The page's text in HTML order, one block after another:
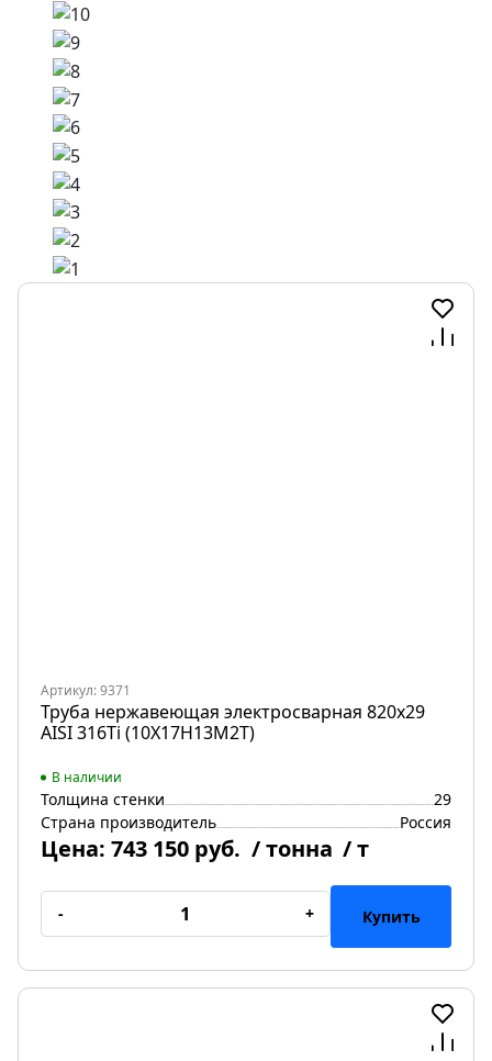
Артикул: 9371
Труба нержавеющая электросварная 820х29
AISI 316Ti (10Х17Н13М2Т)
В наличии
Толщина стенки
29
Страна производитель
Россия
Цена: 743 150 руб. / тонна / т
- + Купить